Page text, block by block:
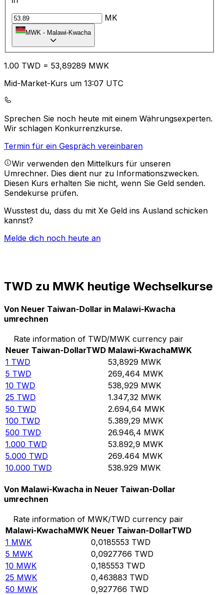
MK
MWK - Malawi-Kwacha
1.00 TWD = 53,89289 MWK
Mid-Market-Kurs um 13:07 UTC
Sprechen Sie noch heute mit einem Währungsexperten.
Wir schlagen Konkurrenzkurse.
Termin für ein Gespräch vereinbaren
Wir verwenden den Mittelkurs für unseren
Umrechner. Dies dient nur zu Informationszwecken.
Diesen Kurs erhalten Sie nicht, wenn Sie Geld senden.
Sendekurse prüfen.
Wusstest du, dass du mit Xe Geld ins Ausland schicken
kannst?
Melde dich noch heute an
TWD zu MWK heutige Wechselkurse
Von Neuer Taiwan-Dollar in Malawi-Kwacha
umrechnen
Rate information of TWD/MWK currency pair
Neuer Taiwan-DollarTWD Malawi-KwachaMWK
1 TWD 53,8929 MWK
5 TWD 269,464 MWK
10 TWD 538,929 MWK
25 TWD 1.347,32 MWK
50 TWD 2.694,64 MWK
100 TWD 5.389,29 MWK
500 TWD 26.946,4 MWK
1.000 TWD 53.892,9 MWK
5.000 TWD 269.464 MWK
10.000 TWD 538.929 MWK
Von Malawi-Kwacha in Neuer Taiwan-Dollar
umrechnen
Rate information of MWK/TWD currency pair
Malawi-KwachaMWK Neuer Taiwan-DollarTWD
1 MWK 0,0185553 TWD
5 MWK 0,0927766 TWD
10 MWK 0,185553 TWD
25 MWK 0,463883 TWD
50 MWK 0,927766 TWD